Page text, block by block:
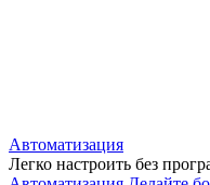
Автоматизация
Легко настроить без